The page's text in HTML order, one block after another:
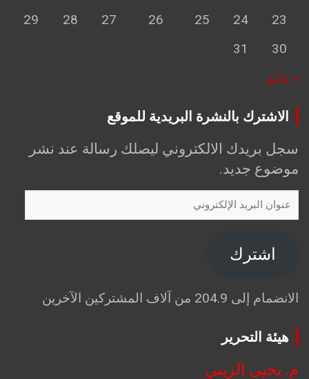
23
24
25
26
27
28
29
30
31
« مايو
الاشترك بالنشرة البريدية للموقع
سجل بريدك الالكتروني ليصلك رسالة عند نشر
موضوع جديد.
عنوان
البريد
اشترك
الانضمام إلى 204.9 من آلاف المشتركين الآخرين
هيئة التحرير
م. يحيى الزيني